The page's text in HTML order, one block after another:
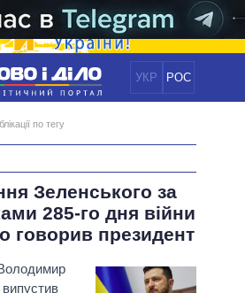
УКР РОС
НОВИНИ
ЕКОНОМІКА
СУСПІЛЬСТВО
СВІТ
ПОЛIТИКИ
ОФІС
ВІДЕО
по тегу
Зеленського за
285-го дня війни
говорив президент